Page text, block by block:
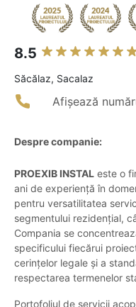
8.5
Săcălaz, Sacalaz
Afișează
Despre companie:
PROEXIB INSTAL este o
ani de experiență în
pentru versatilitatea
segmentului rezidențial,
Compania se
specificului fiecărui
cerințelor legale și a
respectarea termenelor
Portofoliul de servicii